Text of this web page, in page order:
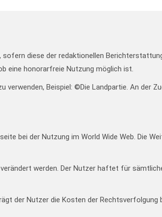
diese der redaktionellen
eine honorarfreie Nutzung möglich ist.
Beispiel: ©Die Landpartie. An der
bei der Nutzung im World Wide Web. Die
werden. Der Nutzer haftet für
der Nutzer die Kosten der Rechtsverfolgung